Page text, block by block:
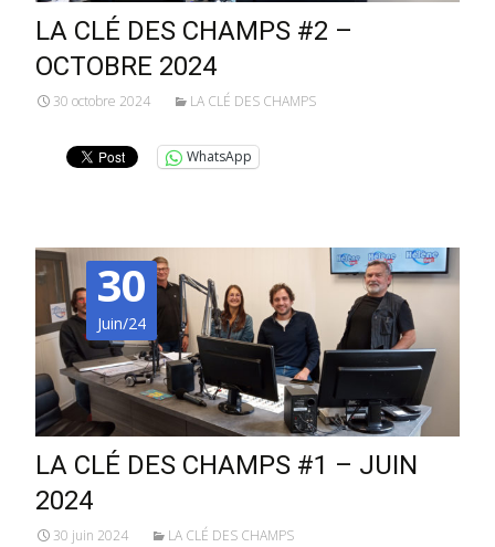
LA CLÉ DES CHAMPS #2 –
OCTOBRE 2024
30 octobre 2024 LA CLÉ DES CHAMPS
WhatsApp
30
Juin/24
LA CLÉ DES CHAMPS #1 – JUIN
2024
30 juin 2024 LA CLÉ DES CHAMPS